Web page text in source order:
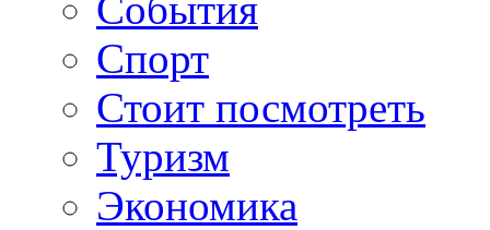
Спорт
Стоит посмотреть
Туризм
Экономика